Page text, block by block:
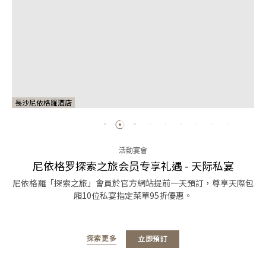
長沙尼依格羅酒店
活動宴會
尼依格罗探索之旅会员专享礼遇 - 天际私宴
尼依格羅「探索之旅」會員於官方網站提前一天預訂，尊享天際包
廂10位私宴指定菜單95折優惠。
探索更多 立即預訂